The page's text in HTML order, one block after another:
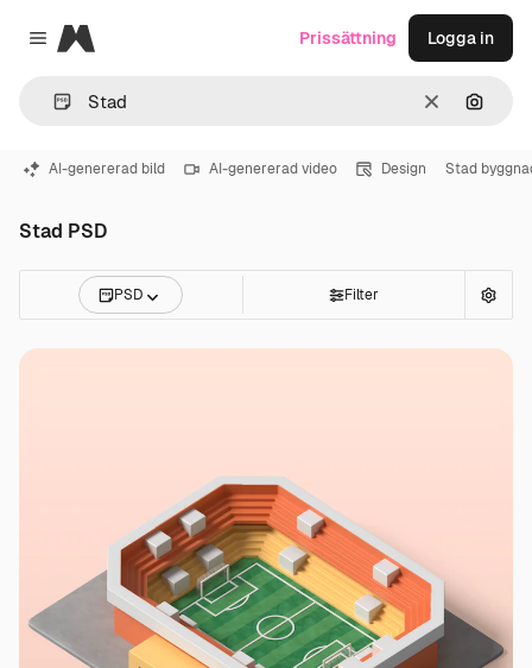
Close menu
Magnific
RensaSök
Prissättning Logga in
AI-genererad bild AI-genererad video Design Stad
Stad PSD
PSD Filter